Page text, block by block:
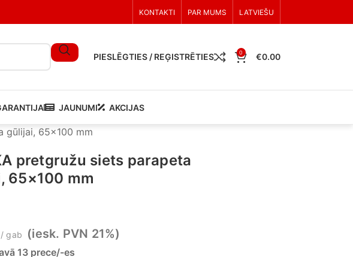
KONTAKTI PAR MUMS LATVIEŠU
PIESLĒGTIES / REĢISTRĒTIES 0 €0.00
JAUNUMI AKCIJAS
gūlijai, 65×100 mm
pretgružu siets parapeta
65×100 mm
gab (iesk. PVN 21%)
13 prece/-es